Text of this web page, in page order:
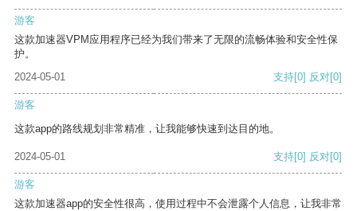
游客
这款加速器VPM应用程序已经为我们带来了无限的流畅体验和安全性保
护。
2024-05-01
支持[0] 反对[0]
游客
这款app的路线规划非常精准，让我能够快速到达目的地。
2024-05-01 支持[0] 反对[0]
游客
这款加速器app的安全性很高，使用过程中不会泄露个人信息，让我非常